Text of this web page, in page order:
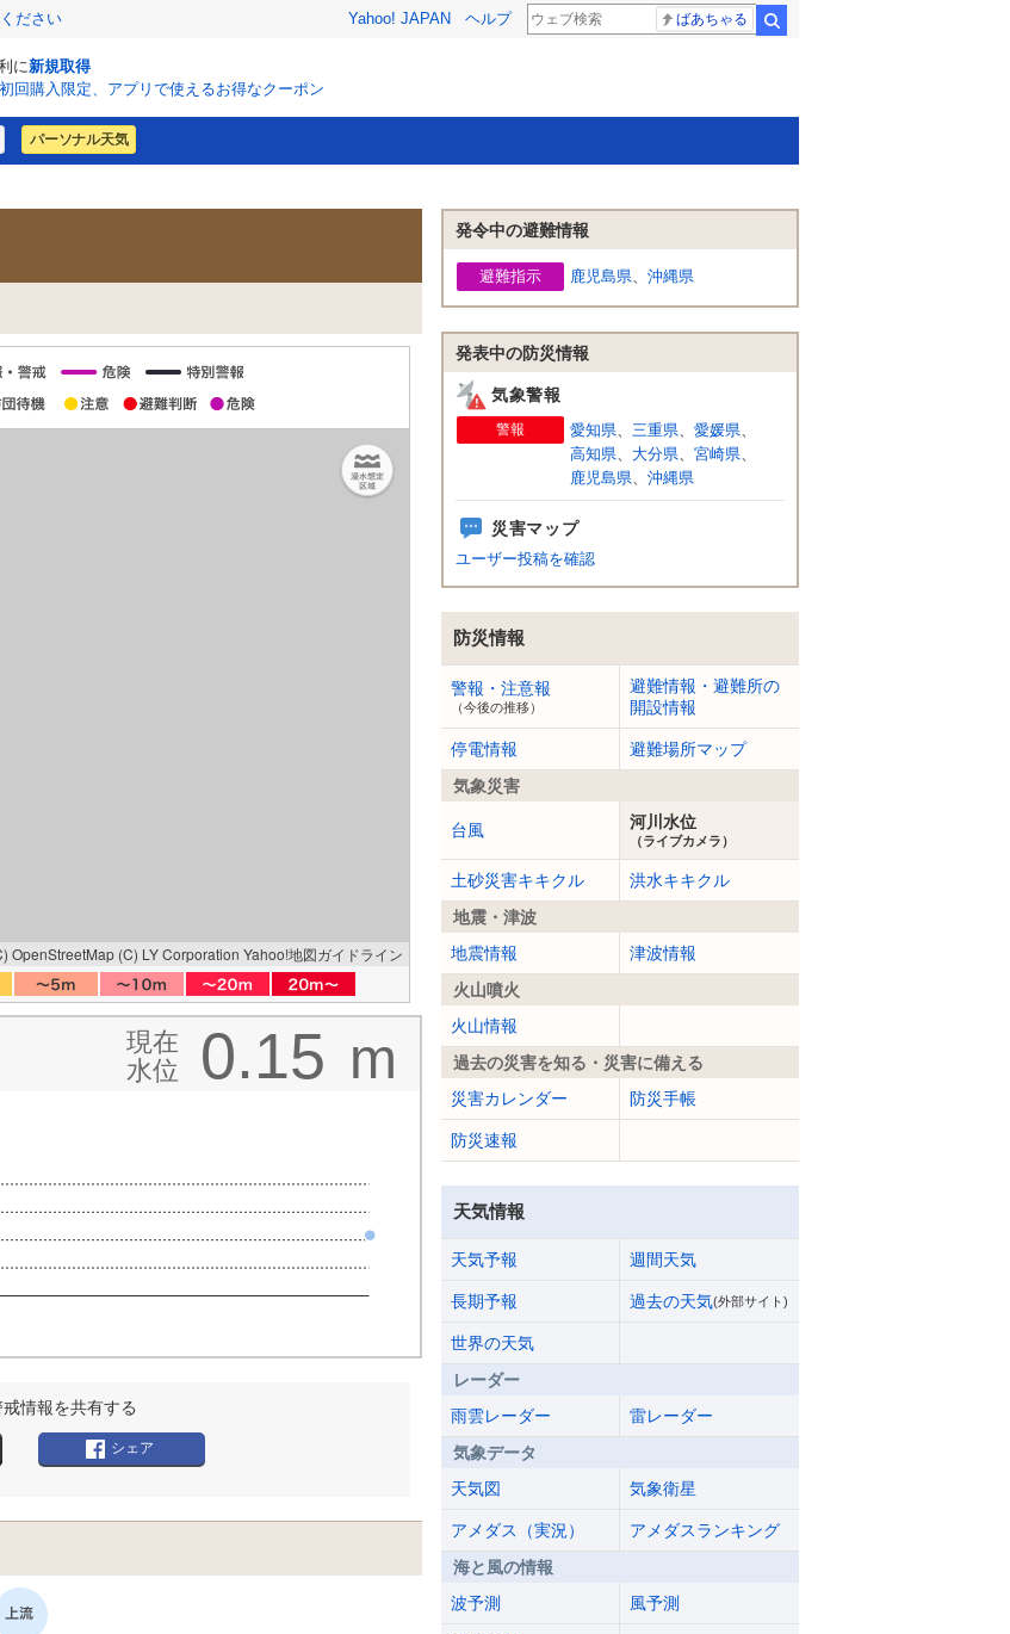
ださい Yahoo! JAPAN ヘルプ ばあちゃる
に新規取得
初回購入限定、アプリで使えるお得なクーポン
パーソナル天気
OpenStreetMap (C) LY Corporation Yahoo!地図ガイドライン
現在
水位
0.15 m
情報を共有する
シェア
発令中の避難情報
避難指示 鹿児島県、 沖縄県
発表中の防災情報
気象警報
警報 愛知県、 三重県、 愛媛県、
高知県、 大分県、 宮崎県、
鹿児島県、 沖縄県
災害マップ
ユーザー投稿を確認
防災情報
警報・注意報
（今後の推移）
避難情報・避難所の
開設情報
停電情報
避難場所マップ
気象災害
台風 河川水位
（ライブカメラ）
土砂災害キキクル
洪水キキクル
地震・津波
地震情報
津波情報
火山噴火
火山情報
過去の災害を知る・災害に備える
災害カレンダー
防災手帳
防災速報
天気情報
天気予報 週間天気
長期予報 過去の天気(外部サイト)
世界の天気
レーダー
雨雲レーダー
雷レーダー
気象データ
天気図
気象衛星
アメダス（実況）
アメダスランキング
海と風の情報
波予測
風予測